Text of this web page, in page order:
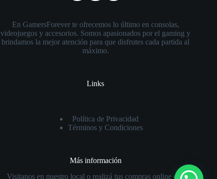
En GamersForever te ofrecemos lo último en consolas,
videojuegos y accesorios. Somos apasionados por el gaming y
brindamos la mejor atención para que disfrutes cada partida al
máximo.
Links
Política de Privacidad
Términos y Condiciones
Más información
Visitanos en nuestro local o realizá tus compras online con